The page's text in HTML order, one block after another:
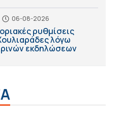
06-08-2026
ρυθμίσεις
λόγω
εκδηλώσεων